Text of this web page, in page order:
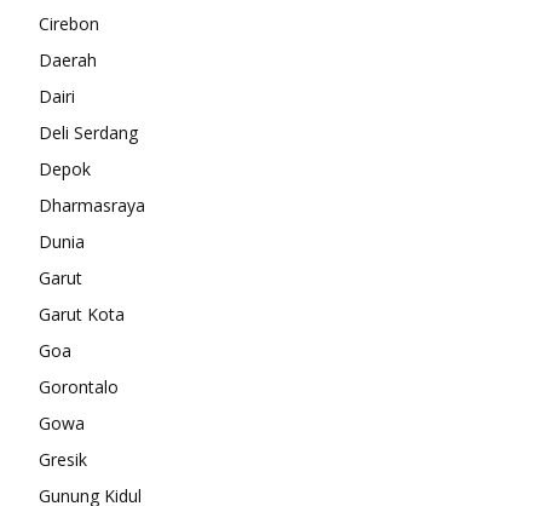
Cirebon
Daerah
Dairi
Deli Serdang
Depok
Dharmasraya
Dunia
Garut
Garut Kota
Goa
Gorontalo
Gowa
Gresik
Gunung Kidul